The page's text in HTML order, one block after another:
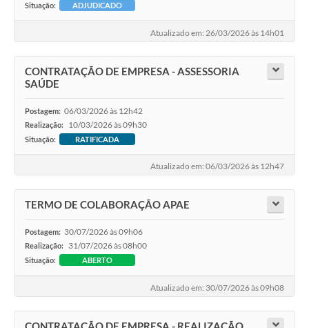
Situação: ADJUDICADO
Atualizado em: 26/03/2026 às 14h01
CONTRATAÇÃO DE EMPRESA - ASSESSORIA
SAÚDE
Postagem: 06/03/2026 às 12h42
Realização: 10/03/2026 às 09h30
Situação: RATIFICADA
Atualizado em: 06/03/2026 às 12h47
TERMO DE COLABORAÇÃO APAE
Postagem: 30/07/2026 às 09h06
Realização: 31/07/2026 às 08h00
Situação: ABERTO
Atualizado em: 30/07/2026 às 09h08